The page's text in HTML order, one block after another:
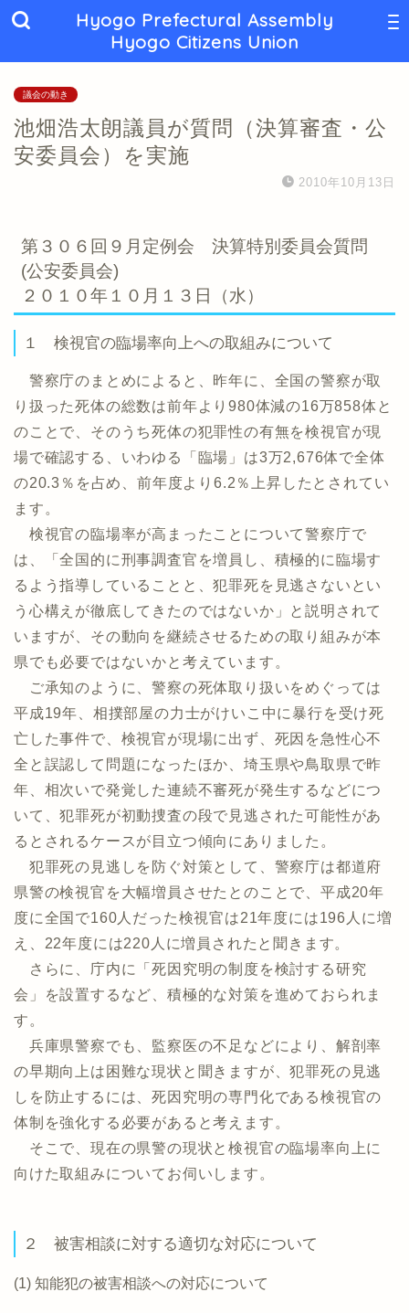
Hyogo Prefectural Assembly
Hyogo Citizens Union
議会の動き
池畑浩太朗議員が質問（決算審査・公
安委員会）を実施
2010年10月13日
第３０６回９月定例会 決算特別委員会質問
(公安委員会)
２０１０年１０月１３日（水）
１ 検視官の臨場率向上への取組みについて
警察庁のまとめによると、昨年に、全国の警察が取
り扱った死体の総数は前年より980体減の16万858体と
のことで、そのうち死体の犯罪性の有無を検視官が現
場で確認する、いわゆる「臨場」は3万2,676体で全体
の20.3％を占め、前年度より6.2％上昇したとされてい
ます。
検視官の臨場率が高まったことについて警察庁で
は、「全国的に刑事調査官を増員し、積極的に臨場す
るよう指導していることと、犯罪死を見逃さないとい
う心構えが徹底してきたのではないか」と説明されて
いますが、その動向を継続させるための取り組みが本
県でも必要ではないかと考えています。
ご承知のように、警察の死体取り扱いをめぐっては
平成19年、相撲部屋の力士がけいこ中に暴行を受け死
亡した事件で、検視官が現場に出ず、死因を急性心不
全と誤認して問題になったほか、埼玉県や鳥取県で昨
年、相次いで発覚した連続不審死が発生するなどにつ
いて、犯罪死が初動捜査の段で見逃された可能性があ
るとされるケースが目立つ傾向にありました。
犯罪死の見逃しを防ぐ対策として、警察庁は都道府
県警の検視官を大幅増員させたとのことで、平成20年
度に全国で160人だった検視官は21年度には196人に増
え、22年度には220人に増員されたと聞きます。
さらに、庁内に「死因究明の制度を検討する研究
会」を設置するなど、積極的な対策を進めておられま
す。
兵庫県警察でも、監察医の不足などにより、解剖率
の早期向上は困難な現状と聞きますが、犯罪死の見逃
しを防止するには、死因究明の専門化である検視官の
体制を強化する必要があると考えます。
そこで、現在の県警の現状と検視官の臨場率向上に
向けた取組みについてお伺いします。
２ 被害相談に対する適切な対応について
(1) 知能犯の被害相談への対応について